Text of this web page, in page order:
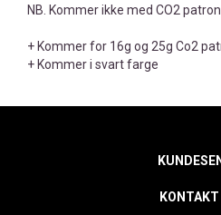
NB. Kommer ikke med CO2 patron
+ Kommer for 16g og 25g Co2
+ Kommer i svart farge
KONTAKT